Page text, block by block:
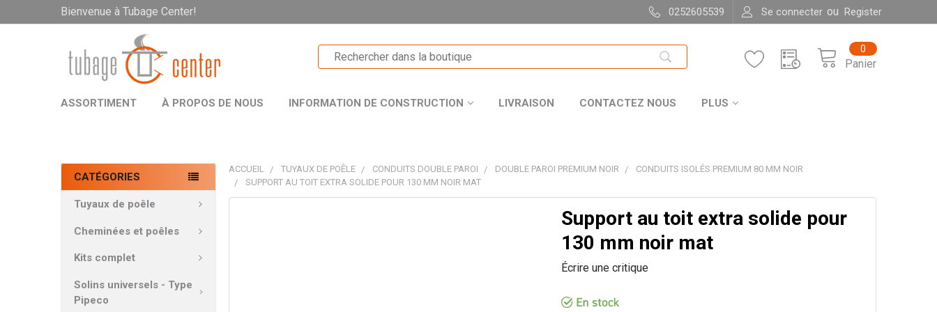
Bienvenue à Tubage Center! 0252605539 Se connecter ou Register
Panier
0
ASSORTIMENT À PROPOS DE NOUS INFORMATION DE CONSTRUCTION LIVRAISON CONTACTEZ NOUS PLUS
CATÉGORIES
Tuyaux de poêle
Cheminées et poêles
Kits complet
Solins universels - Type
Pipeco
ACCUEIL TUYAUX DE POÊLE CONDUITS DOUBLE PAROI DOUBLE PAROI PREMIUM NOIR
CONDUITS ISOLÉS PREMIUM 80 MM NOIR
SUPPORT AU TOIT EXTRA SOLIDE POUR 130 MM NOIR MAT
Support au toit extra solide pour
130 mm noir mat
Écrire une critique